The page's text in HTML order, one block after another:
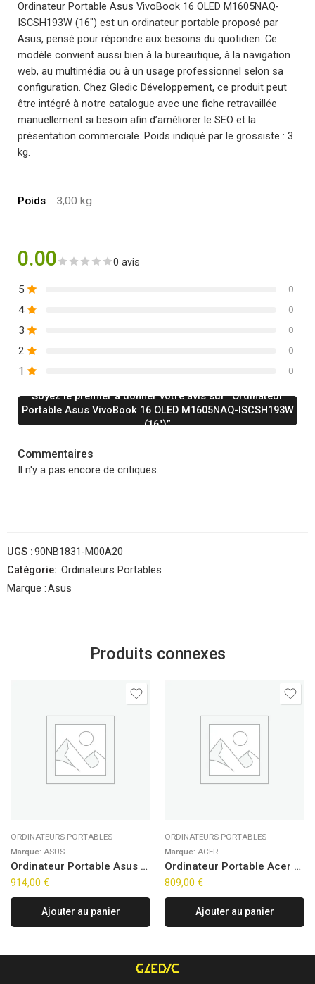
Ordinateur Portable Asus VivoBook 16 OLED M1605NAQ-
ISCSH193W (16″) est un ordinateur portable proposé par
Asus, pensé pour répondre aux besoins du quotidien. Ce
modèle convient aussi bien à la bureautique, à la navigation
web, au multimédia ou à un usage professionnel selon sa
configuration. Chez Gledic Développement, ce produit peut
être intégré à notre catalogue avec une fiche retravaillée
manuellement si besoin afin d’améliorer le SEO et la
présentation commerciale. Poids indiqué par le grossiste : 3
kg.
Poids 3,00 kg
0.00 0 avis
5 0
4 0
3 0
2 0
1 0
Soyez le premier à donner votre avis sur “Ordinateur
Portable Asus VivoBook 16 OLED M1605NAQ-ISCSH193W
(16″)”
Commentaires
Il n'y a pas encore de critiques.
UGS :90NB1831-M00A20
Catégorie: Ordinateurs Portables
Marque :Asus
Produits connexes
ORDINATEURS PORTABLES
Marque: ASUS
Ordinateur Portable Asus VivoBook 14 S1405YA-DRLY278W (14″)
914,00 €
Ajouter au panier
ORDINATEURS PORTABLES
Marque: ACER
Ordinateur Portable Acer Aspire Go 15 AG15-71P-56YF (15,6″)
809,00 €
Ajouter au panier